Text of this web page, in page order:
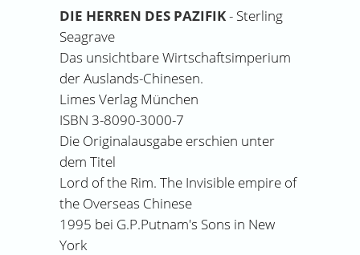
DIE HERREN DES PAZIFIK- Sterling
Seagrave
Das unsichtbare Wirtschaftsimperium
der Auslands-Chinesen.
Limes Verlag München
ISBN 3-8090-3000-7
Die Originalausgabe erschien unter
dem Titel
Lord of the Rim. The Invisible empire of
the Overseas Chinese
1995 bei G.P.Putnam's Sons in New
York